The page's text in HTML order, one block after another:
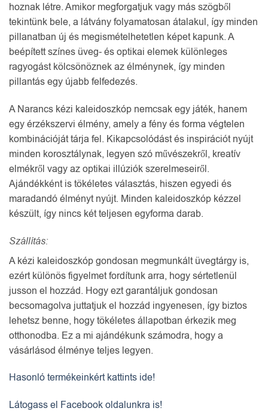
hoznak létre. Amikor megforgatjuk vagy más szögből
tekintünk bele, a látvány folyamatosan átalakul, így minden
pillanatban új és megismételhetetlen képet kapunk. A
beépített színes üveg- és optikai elemek különleges
ragyogást kölcsönöznek az élménynek, így minden
pillantás egy újabb felfedezés.
A Narancs kézi kaleidoszkóp nemcsak egy játék, hanem
egy érzékszervi élmény, amely a fény és forma végtelen
kombinációját tárja fel. Kikapcsolódást és inspirációt nyújt
minden korosztálynak, legyen szó művészekről, kreatív
elmékről vagy az optikai illúziók szerelmeseiről.
Ajándékként is tökéletes választás, hiszen egyedi és
maradandó élményt nyújt. Minden kaleidoszkóp kézzel
készült, így nincs két teljesen egyforma darab.
Szállítás:
A kézi kaleidoszkóp gondosan megmunkált üvegtárgy is,
ezért különös figyelmet fordítunk arra, hogy sértetlenül
jusson el hozzád. Hogy ezt garantáljuk gondosan
becsomagolva juttatjuk el hozzád ingyenesen, így biztos
lehetsz benne, hogy tökéletes állapotban érkezik meg
otthonodba. Ez a mi ajándékunk számodra, hogy a
vásárlásod élménye teljes legyen.
Hasonló termékeinkért kattints ide!
Látogass el Facebook oldalunkra is!